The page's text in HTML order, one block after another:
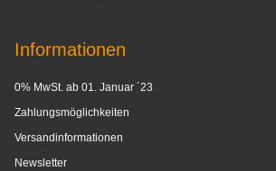
Informationen
0% MwSt. ab 01. Januar ´23
Zahlungsmöglichkeiten
Versandinformationen
Newsletter